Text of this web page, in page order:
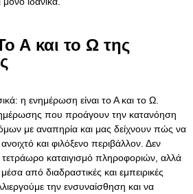
Α και το Ω της
η ενημέρωση είναι το Α και το Ω.
που προάγουν την κατανόηση
με αναπηρία και μας δείχνουν πώς να
και φιλόξενο περιβάλλον. Δεν
τετράωρο καταιγισμό πληροφοριών, αλλά
από διαδραστικές και εμπειρικές
την ενσυναίσθηση και να